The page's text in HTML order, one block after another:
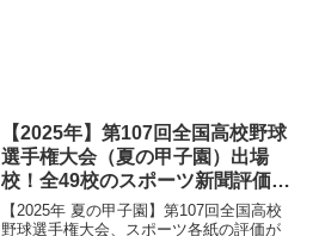
【2025年】第107回全国高校野球
選手権大会（夏の甲子園）出場
校！全49校のスポーツ新聞評価一
覧
【2025年 夏の甲子園】第107回全国高校
野球選手権大会、スポーツ各紙の評価が